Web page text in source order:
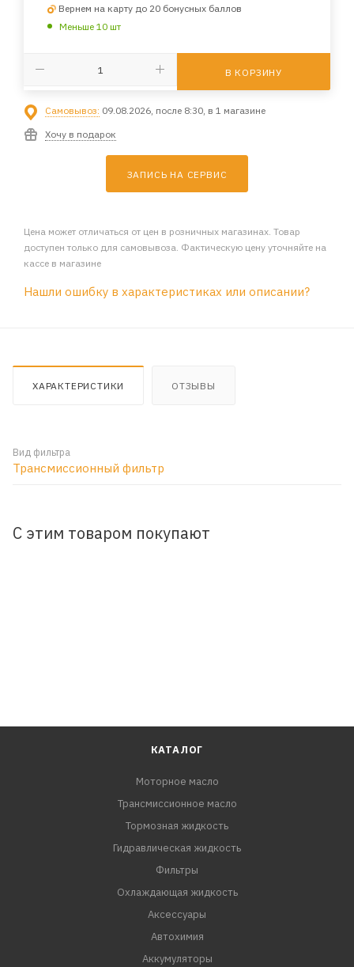
Вернем на карту до 20 бонусных баллов
Меньше 10 шт
В КОРЗИНУ
Самовывоз: 09.08.2026, после 8:30, в 1 магазине
Хочу в подарок
ЗАПИСЬ НА СЕРВИС
Цена может отличаться от цен в розничных магазинах. Товар
доступен только для самовывоза. Фактическую цену уточняйте на
кассе в магазине
Нашли ошибку в характеристиках или описании?
ХАРАКТЕРИСТИКИ ОТЗЫВЫ
Вид фильтра
Трансмиссионный фильтр
С этим товаром покупают
КАТАЛОГ
Моторное масло
Трансмиссионное масло
Тормозная жидкость
Гидравлическая жидкость
Фильтры
Охлаждающая жидкость
Аксессуары
Автохимия
Аккумуляторы